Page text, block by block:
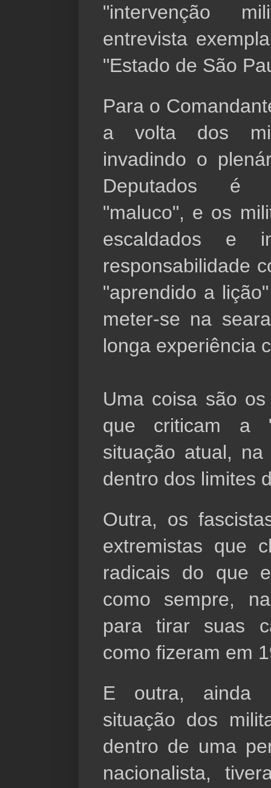
"intervenção
entrevista
"Estado de São
Para o
a volta dos
invadindo o
Deputados é
"maluco", e os
escaldados e
responsabilidade
"aprendido a
meter-se na
longa experiência
Uma coisa são
que criticam a
situação atual,
dentro dos limites
Outra, os
extremistas que
radicais do que
como sempre,
para tirar suas
como fizeram em
E outra, ainda
situação dos
dentro de uma
nacionalista,